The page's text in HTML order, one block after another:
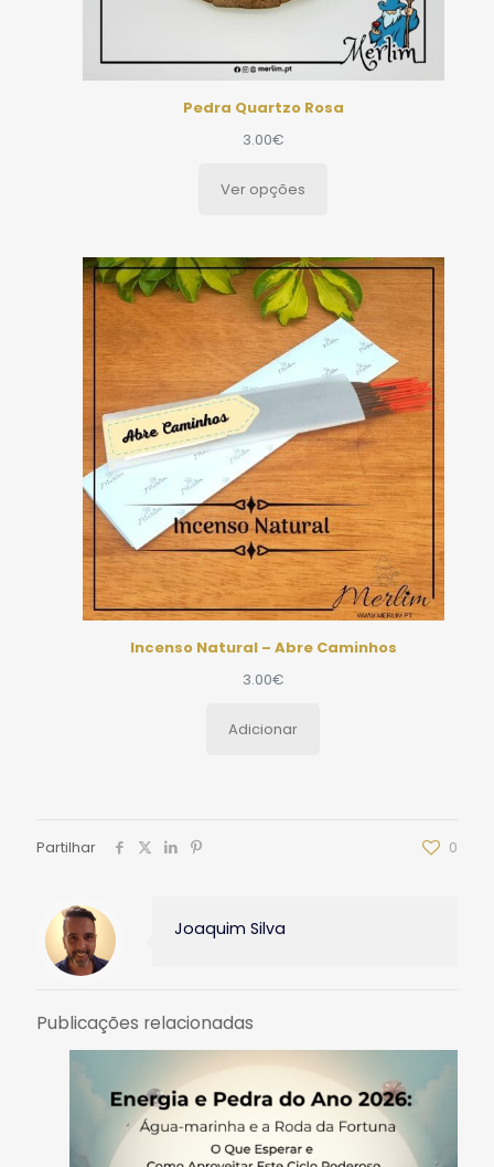
Pedra Quartzo Rosa
3.00€
Ver opções
Incenso Natural – Abre Caminhos
3.00€
Adicionar
Partilhar 0
Joaquim Silva
Publicações relacionadas